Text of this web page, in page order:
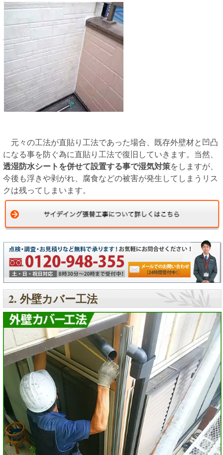
元々の工法が直貼り工法であった場合、既存外壁材と凹凸
になる事を防ぐ為に直貼り工法で復旧していきます。当然、
透湿防水シートを併せて設置する事で湿気対策をしますが、
今後も浮きや剥がれ、腐食などの被害が発生してしまうリス
クは残ってしまいます。
2. 外壁カバー工法